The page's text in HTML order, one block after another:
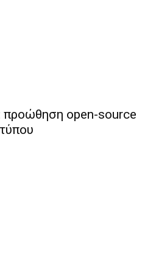
προώθηση open-source